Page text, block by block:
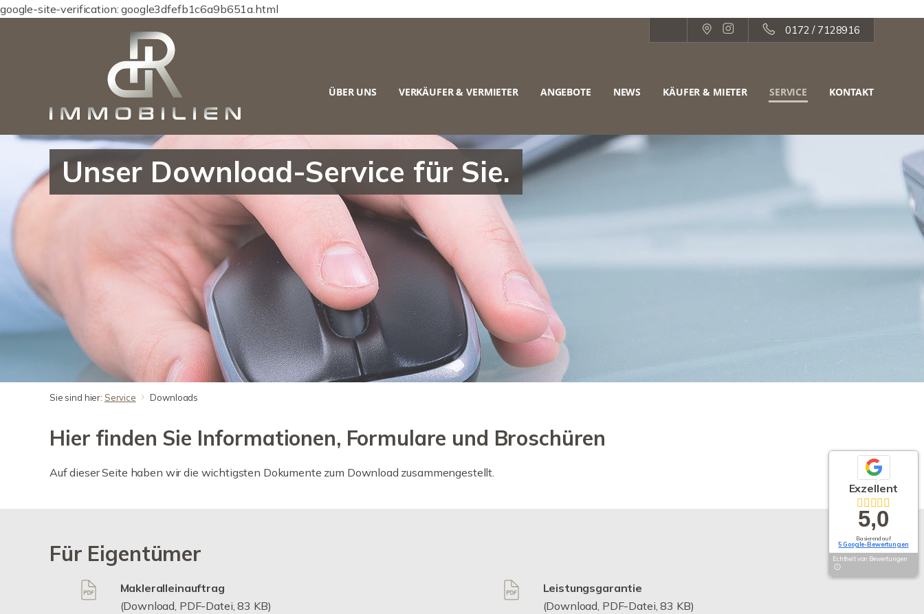
google-site-verification: google3dfefb1c6a9b651a.html
0172 / 7128916
ÜBER UNS VERKÄUFER & VERMIETER ANGEBOTE NEWS KÄUFER & MIETER SERVICE KONTAKT
Unser Download-Service für Sie.
Sie sind hier: Service Downloads
Hier finden Sie Informationen, Formulare und Broschüren
Auf dieser Seite haben wir die wichtigsten Dokumente zum Download zusammengestellt.
Für Eigentümer
Makleralleinauftrag
(Download, PDF-Datei, 83 KB)
Leistungsgarantie
(Download, PDF-Datei, 83 KB)
Exzellent
5,0
Basierend auf
5 Google-Bewertungen
Echtheit von Bewertungen